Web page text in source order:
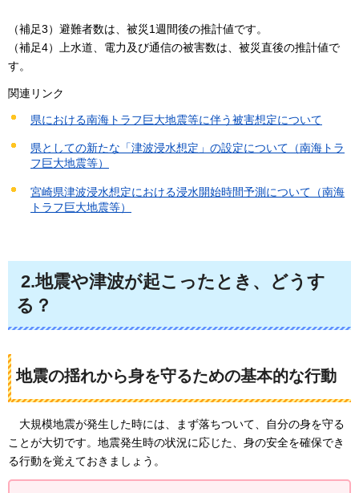
（補足3）避難者数は、被災1週間後の推計値です。
（補足4）上水道、電力及び通信の被害数は、被災直後の推計値で
す。
関連リンク
県における南海トラフ巨大地震等に伴う被害想定について
県としての新たな「津波浸水想定」の設定について（南海トラ
フ巨大地震等）
宮崎県津波浸水想定における浸水開始時間予測について（南海
トラフ巨大地震等）
2.地震や津波が起こったとき、どうす
る？
地震の揺れから身を守るための基本的な行動
大規模地震が発生した時には、
まず落ちついて、自分の身を守る
ことが大切です。地震発生時の状況に応じた、身の安全を確保でき
る行動を覚えておきましょう。